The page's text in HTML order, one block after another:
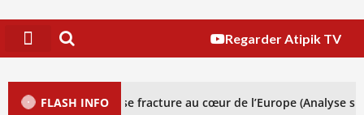
Regarder Atipik TV
FLASH INFO
fracture au cœur de l’Europe (Analyse spéciale)